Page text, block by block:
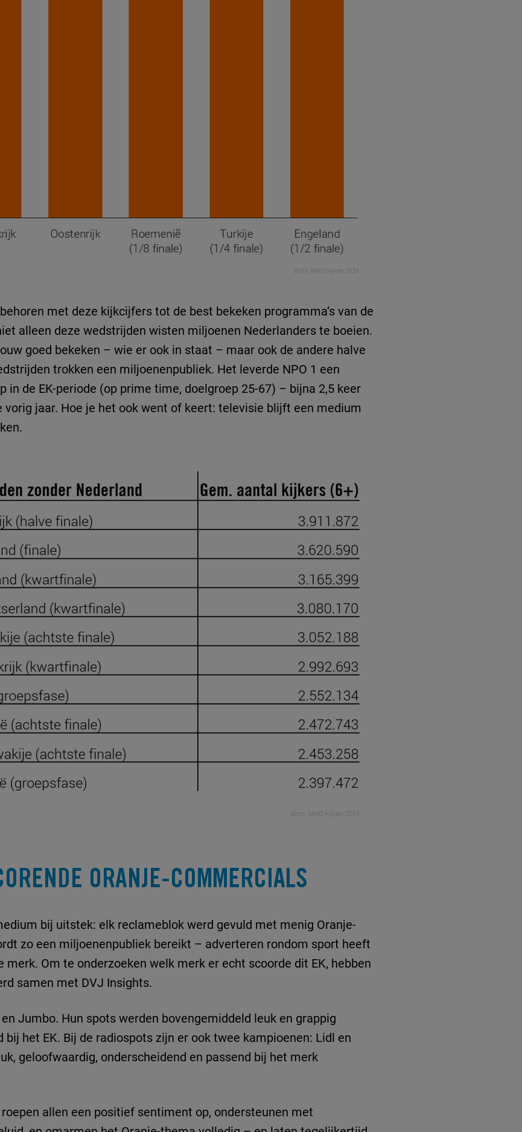
met deze kijkcijfers tot de best bekeken programma’s van de
alleen deze wedstrijden wisten miljoenen Nederlanders te boeien.
goed bekeken – wie er ook in staat – maar ook de andere halve
trokken een miljoenenpubliek. Het leverde NPO 1 een
in de EK-periode (op prime time, doelgroep 25-67) – bijna 2,5 keer
vorig jaar. Hoe je het ook went of keert: televisie blijft een medium
ORANJE-COMMERCIALS
bij uitstek: elk reclameblok werd gevuld met menig Oranje-
zo een miljoenenpubliek bereikt – adverteren rondom sport heeft
Om te onderzoeken welk merk er echt scoorde dit EK, hebben
samen met DVJ Insights.
Jumbo. Hun spots werden bovengemiddeld leuk en grappig
bij het EK. Bij de radiospots zijn er ook twee kampioenen: Lidl en
geloofwaardig, onderscheidend en passend bij het merk
allen een positief sentiment op, ondersteunen met